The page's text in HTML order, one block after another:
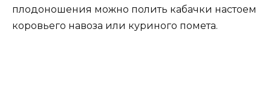
плодоношения можно полить кабачки настоем
коровьего навоза или куриного помета.